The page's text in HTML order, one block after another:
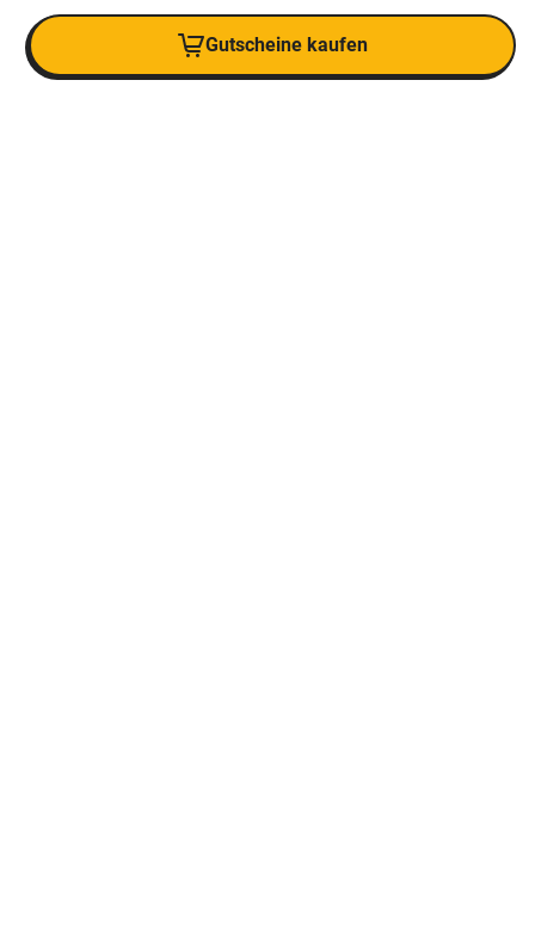
Gutscheine kaufen